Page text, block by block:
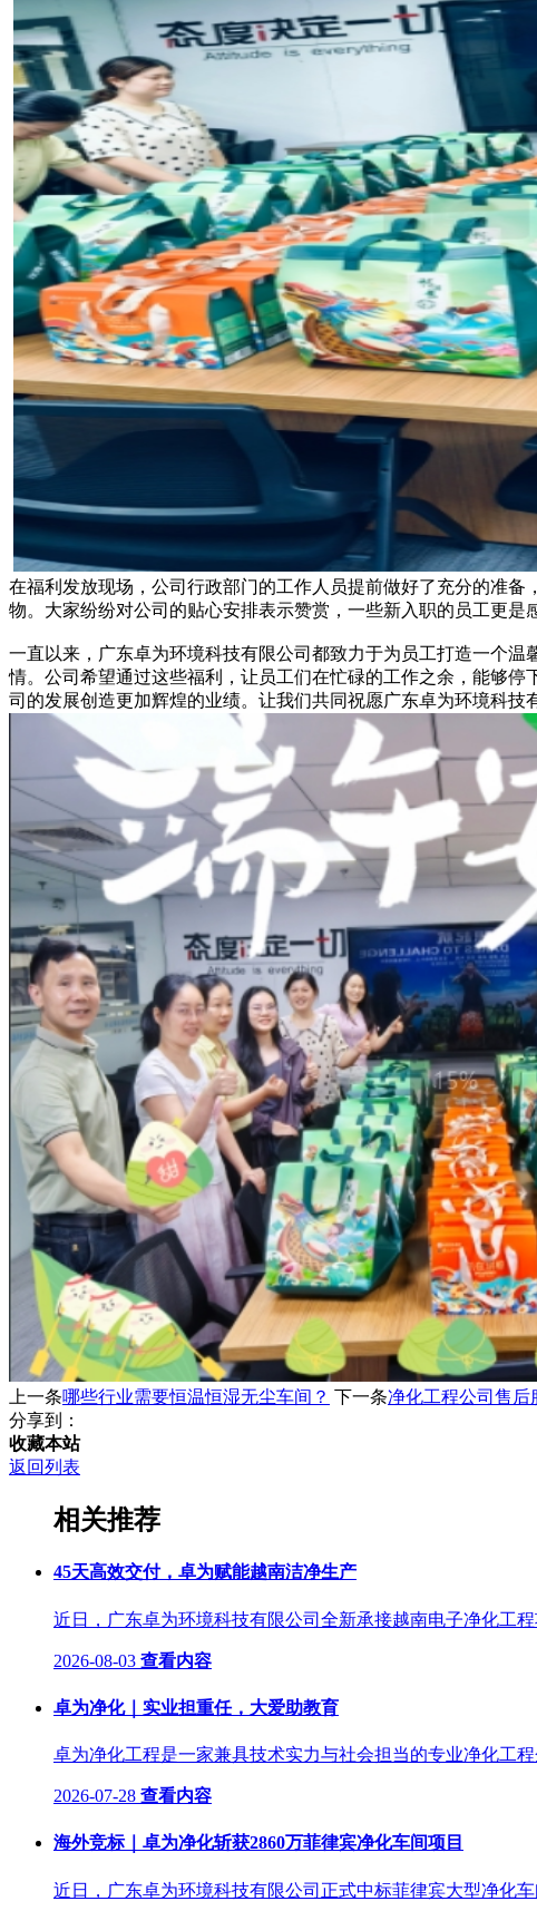
在福利发放现场，公司行政部门的工作人员提前做好了充分的准
物。大家纷纷对公司的贴心安排表示赞赏，一些新入职的员工更
一直以来，广东卓为环境科技有限公司都致力于为员工打造一个
情。公司希望通过这些福利，让员工们在忙碌的工作之余，能够
司的发展创造更加辉煌的业绩。让我们共同祝愿广东卓为环境科
上一条哪些行业需要恒温恒湿无尘车间？ 下一条净化工程公司售后
分享到：
收藏本站
返回列表
相关推荐
​45天高效交付，卓为赋能越南洁净生产
近日，广东卓为环境科技有限公司全新承接越南电子净化工
2026-08-03 查看内容
卓为净化｜实业担重任，大爱助教育
卓为净化工程是一家兼具技术实力与社会担当的专业净化工
2026-07-28 查看内容
​海外竞标｜卓为净化斩获2860万菲律宾净化车间项目
近日，广东卓为环境科技有限公司正式中标菲律宾大型净化